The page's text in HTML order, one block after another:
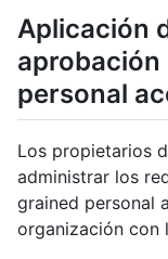
Aplicación
personal
Los propietarios
administrar los
grained personal
organización con